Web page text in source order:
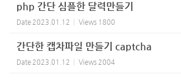
php 간단 심플한 달력만들기
Date 2023.01.12 Views 1800
간단한 캡차파일 만들기 captcha
Date 2023.01.12 Views 2004